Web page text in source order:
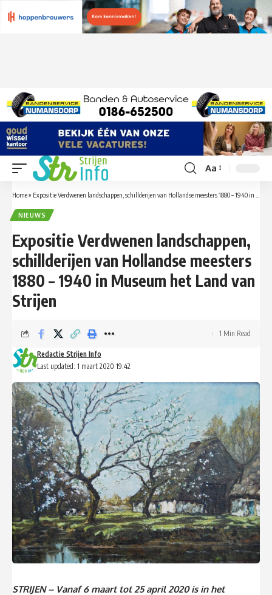
Font
Resizer
Aa
Home» Expositie Verdwenen landschappen, schillderijen van Hollandse meesters 1880 – 1940 in Museum het Land van Strijen
NIEUWS
Expositie Verdwenen landschappen,
schillderijen van Hollandse meesters
1880 – 1940 in Museum het Land van
Strijen
Last updated: 1 maart 2020 19:42
Redactie Strijen Info
1 Min Read
STRIJEN – Vanaf 6 maart tot 25 april 2020 is in het